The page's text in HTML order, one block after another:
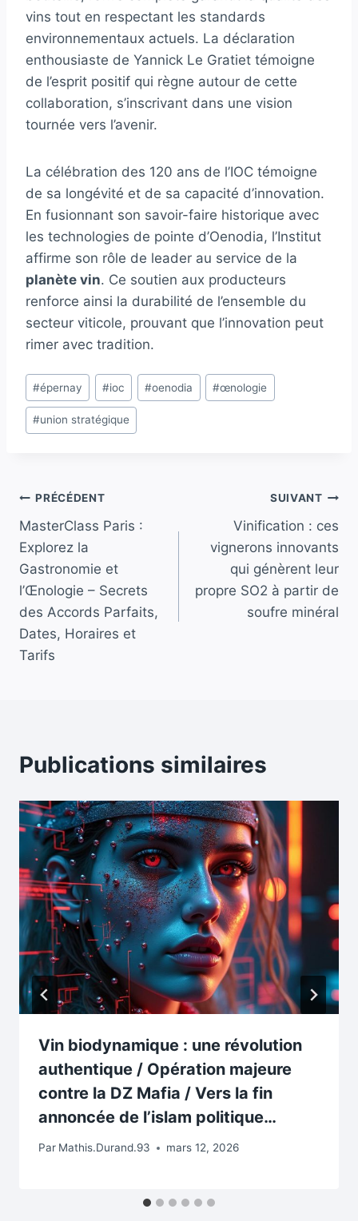
vins tout en respectant les standards
environnementaux actuels. La déclaration
enthousiaste de Yannick Le Gratiet témoigne
de l’esprit positif qui règne autour de cette
collaboration, s’inscrivant dans une vision
tournée vers l’avenir.
La célébration des 120 ans de l’IOC témoigne
de sa longévité et de sa capacité d’innovation.
En fusionnant son savoir-faire historique avec
les technologies de pointe d’Oenodia, l’Institut
affirme son rôle de leader au service de la
planète vin. Ce soutien aux producteurs
renforce ainsi la durabilité de l’ensemble du
secteur viticole, prouvant que l’innovation peut
rimer avec tradition.
Étiquettes
de
la
#épernay #ioc #oenodia #œnologie
#union stratégique
Navigation
de
l’article
PRÉCÉDENT
MasterClass Paris :
Explorez la
Gastronomie et
l’Œnologie – Secrets
des Accords Parfaits,
Dates, Horaires et
Tarifs
SUIVANT
Vinification : ces
vignerons innovants
qui génèrent leur
propre SO2 à partir de
soufre minéral
Publications similaires
Vin biodynamique : une révolution
authentique / Opération majeure
contre la DZ Mafia / Vers la fin
annoncée de l’islam politique…
Par Mathis.Durand.93 mars 12, 2026